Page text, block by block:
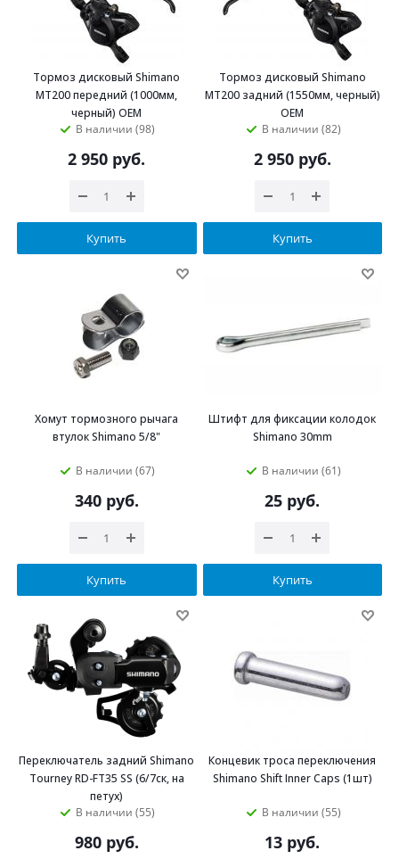
Тормоз дисковый Shimano
MT200 передний (1000мм,
черный) OEM
В наличии (98)
2 950 руб.
Купить
Тормоз дисковый Shimano
MT200 задний (1550мм, черный)
OEM
В наличии (82)
2 950руб.
Купить
Хомут тормозного рычага
втулок Shimano 5/8"
В наличии (67)
340руб.
Купить
Штифт для фиксации колодок
Shimano 30mm
В наличии (61)
25 руб.
Купить
Переключатель задний Shimano
Tourney RD-FT35 SS (6/7ск, на
петух)
В наличии (55)
980руб.
Концевик троса переключения
Shimano Shift Inner Caps (1шт)
В наличии (55)
13 руб.